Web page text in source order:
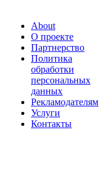
About
О проекте
Партнерство
Политика
обработки
персональных
данных
Рекламодателям
Услуги
Контакты